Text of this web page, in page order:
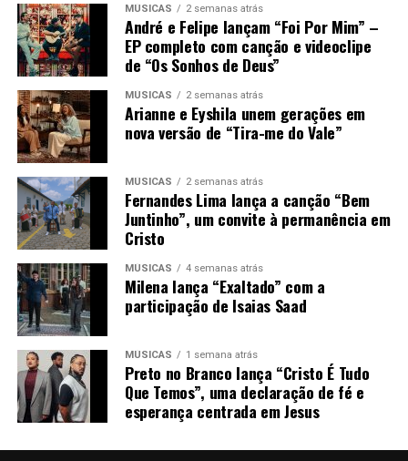
MÚSICAS 2 semanas atrás
André e Felipe lançam “Foi Por Mim” –
EP completo com canção e videoclipe
de “Os Sonhos de Deus”
MÚSICAS 2 semanas atrás
Arianne e Eyshila unem gerações em
nova versão de “Tira-me do Vale”
MÚSICAS 2 semanas atrás
Fernandes Lima lança a canção “Bem
Juntinho”, um convite à permanência em
Cristo
MÚSICAS 4 semanas atrás
Milena lança “Exaltado” com a
participação de Isaias Saad
MÚSICAS 1 semana atrás
Preto no Branco lança “Cristo É Tudo
Que Temos”, uma declaração de fé e
esperança centrada em Jesus